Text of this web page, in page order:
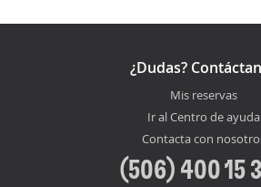
¿Dudas?
Mis reservas
Ir al Centro de ayuda
Contacta con
(506) 400 15